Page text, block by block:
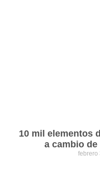
10 mil elementos
a cambio
febrero